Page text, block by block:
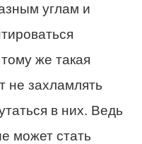
углам и
же такая
не захламлять
в них. Ведь
может стать